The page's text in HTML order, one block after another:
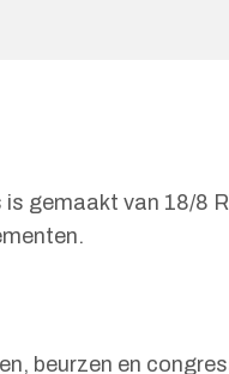
gemaakt van 18/8
beurzen en